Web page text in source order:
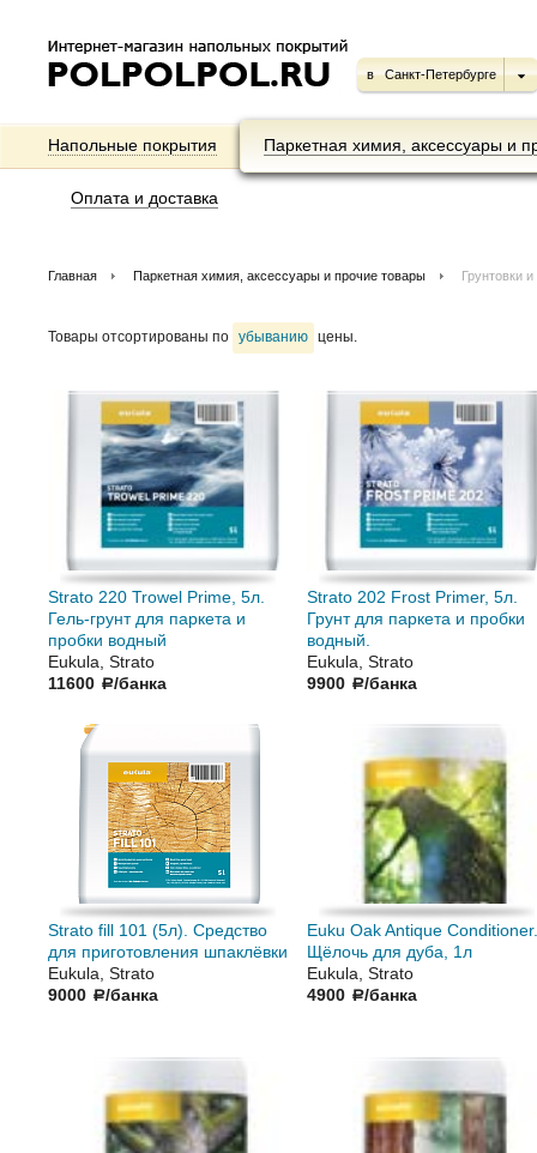
в Санкт-Петербурге
Напольные покрытия Паркетная химия, аксессуары и
Оплата и доставка
Главная Паркетная химия, аксессуары и прочие товары Грунтовки
Товары отсортированы по убыванию цены.
Strato 220 Trowel Prime, 5л.
Гель-грунт для паркета и
пробки водный
Eukula, Strato
11600 a/банка
Strato 202 Frost Primer, 5л.
Грунт для паркета и пробки
водный.
Eukula, Strato
9900 a/банка
Strato fill 101 (5л). Средство
для приготовления шпаклёвки
Eukula, Strato
9000 a/банка
Euku Oak Antique Conditioner.
Щёлочь для дуба, 1л
Eukula, Strato
4900 a/банка